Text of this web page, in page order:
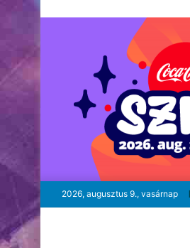
2026, augusztus 9., vasárnap